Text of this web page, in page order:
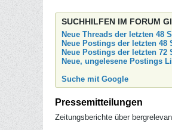
SUCHHILFEN IM FORUM
Neue Threads der letzten 48
Neue Postings der letzten 48
Neue Postings der letzten 72
Neue, ungelesene Postings
Suche mit Google
Pressemitteilungen
Zeitungsberichte über